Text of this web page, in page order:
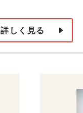
詳しく見る